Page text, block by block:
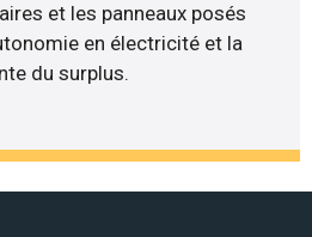
et les panneaux posés
en électricité et la
du surplus.